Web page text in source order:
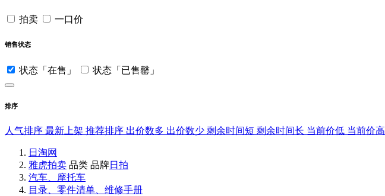
拍卖 一口价
销售状态
状态「在售」 状态「已售罄」
排序
人气排序 最新上架 推荐排序 出价数多 出价数少 剩余时间短 剩余时间长 当前价低 当前价高
日淘网
雅虎拍卖 品类 品牌日拍
汽车、摩托车
目录、零件清单、维修手册